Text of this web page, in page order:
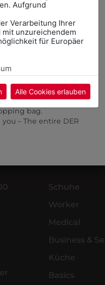
DER
Schuhe
Worker
Medical
Business &
Küche
Basics
Aufgrund
Verarbeitung Ihrer
mit unzureichendem
für Europäer
Alle Cookies erlauben
DER WALTER Team
may be a wait.
bag.
– The entire DER